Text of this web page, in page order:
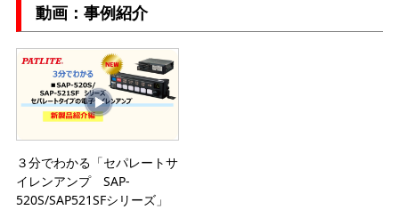
動画：事例紹介
３分でわかる「セパレートサ
イレンアンプ SAP-
520S/SAP521SFシリーズ」